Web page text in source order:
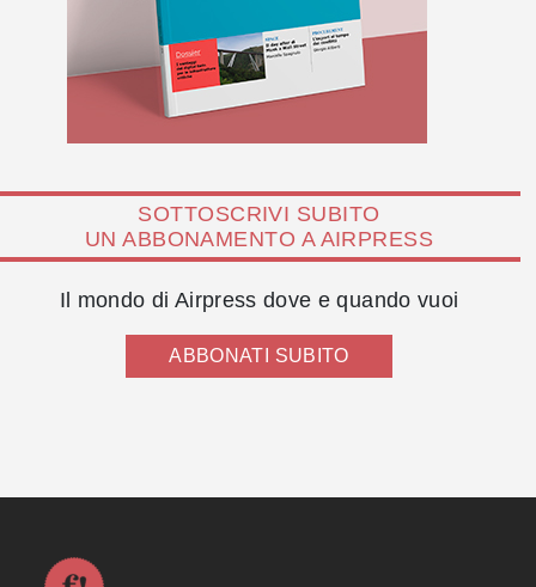
SOTTOSCRIVI SUBITO
UN ABBONAMENTO A AIRPRESS
Il mondo di Airpress dove e quando vuoi
ABBONATI SUBITO